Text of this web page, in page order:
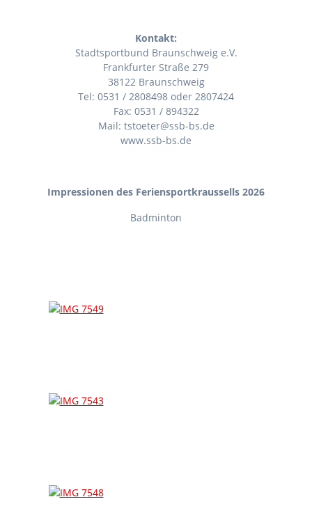
Kontakt:
Stadtsportbund Braunschweig e.V.
Frankfurter Straße 279
38122 Braunschweig
Tel: 0531 / 2808498 oder 2807424
Fax: 0531 / 894322
Mail: tstoeter@ssb-bs.de
www.ssb-bs.de
Impressionen des Feriensportkraussells 2026
Badminton